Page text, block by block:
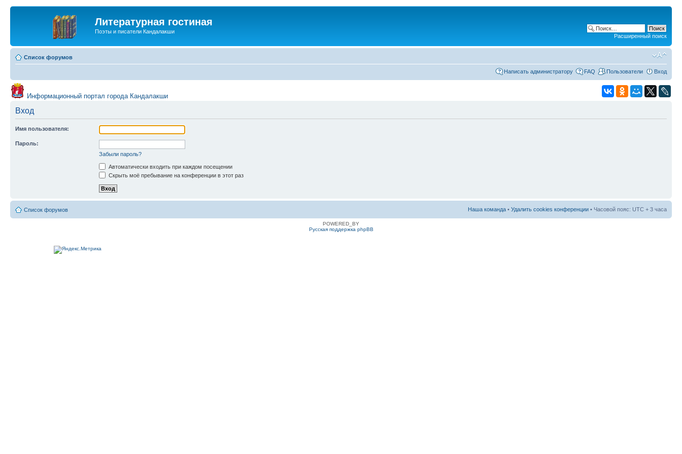
Литературная гостиная
Поэты и писатели Кандалакши
Расширенный поиск
Список форумов
Написать администратору FAQ Пользователи Вход
Информационный портал города Кандалакши
Вход
Имя пользователя:
Пароль:
Забыли пароль?
Автоматически входить при каждом посещении
Скрыть моё пребывание на конференции в этот раз
Список форумов Наша команда • Удалить cookies конференции • Часовой пояс: UTC + 3 часа
POWERED_BY
Русская поддержка phpBB